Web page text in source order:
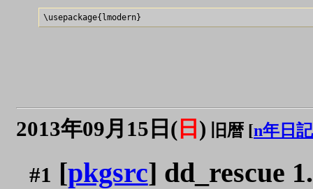
2013年09月15日( 日 ) 旧暦 [n年日記
#1 [pkgsrc] dd_rescue